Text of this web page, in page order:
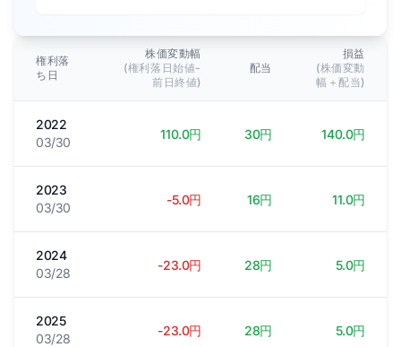
権利落
ち日
株価変動幅
(権利落日始値-
前日終値)
配当
損益
(株価変動
幅＋配当)
2022
03/30
110.0円 30円 140.0円
2023
03/30
-5.0円 16円 11.0円
2024
03/28
-23.0円 28円 5.0円
2025
03/28
-23.0円 28円 5.0円